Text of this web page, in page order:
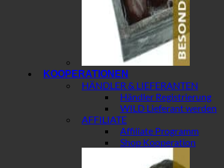
KOOPERATIONEN
HÄNDLER & LIEFERANTEN
Händler Registrierung
WILD Lieferant werden
AFFILIATE
Affiliate Programm
Shop Kooperation